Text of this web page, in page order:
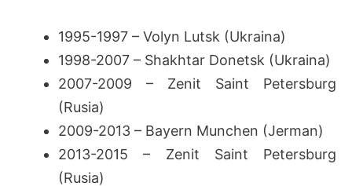
1995-1997 – Volyn Lutsk (Ukraina)
1998-2007 – Shakhtar Donetsk (Ukraina)
2007-2009 – Zenit Saint Petersburg
(Rusia)
2009-2013 – Bayern Munchen (Jerman)
2013-2015 – Zenit Saint Petersburg
(Rusia)